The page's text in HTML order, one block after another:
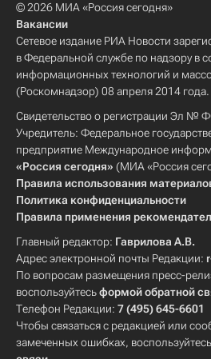
© 2026 МИА «Россия сегодня»
Вакансии
Сетевое издание РИА Новости
в Федеральной службе по надзору в
информационных технологий и
(Роскомнадзор) 08 апреля 2014 года.
Свидетельство о регистрации Эл №
Учредитель: Федеральное
предприятие Международное
«Россия сегодня» (МИА «Россия
Правила использования
Политика конфиденциальности
Правила применения
Главный редактор: Гаврилова А.В.
Адрес электронной почты Редакции:
По вопросам размещения пресс-
воспользуйтесьформой обратной
Телефон Редакции: 7 (495) 645-6601
Чтобы связаться с редакцией или
замеченных ошибках, воспользуйтесь